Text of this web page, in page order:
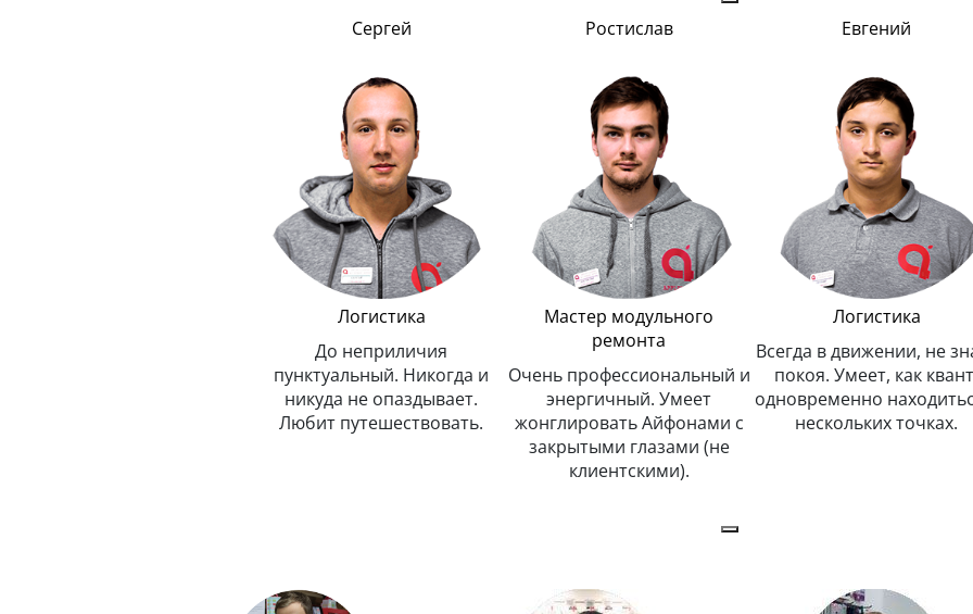
пунктуальный. Никогда и
Ростислав
Мастер модульного
Очень профессиональный и
энергичный. Умеет
жонглировать Айфонами с
Евгений
Логистика
Всегда в движении, не знает
покоя. Умеет, как квант,
одновременно находиться в
нескольких точках.
Алексей
Мастер
Любит свою работу и
ее выполняет.
читает,